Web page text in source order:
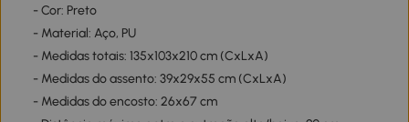
- Cor: Preto
- Material: Aço, PU
- Medidas totais: 135x103x210 cm (CxLxA)
- Medidas do assento: 39x29x55 cm (CxLxA)
- Medidas do encosto: 26x67 cm